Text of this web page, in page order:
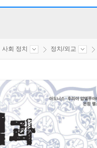
사회 정치 정치/외교